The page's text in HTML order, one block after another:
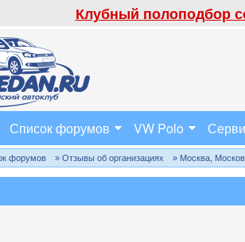
Клубный полоподбор
Список форумов VW Polo
форумов » Отзывы об организациях » Москва,